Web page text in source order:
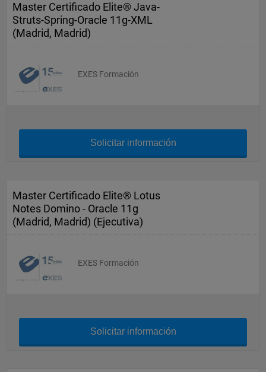
Master Certificado Elite® Java-
Struts-Spring-Oracle 11g-XML
(Madrid, Madrid)
EXES Formación
Solicitar información
Master Certificado Elite® Lotus
Notes Domino - Oracle 11g
(Madrid, Madrid) (Ejecutiva)
EXES Formación
Solicitar información